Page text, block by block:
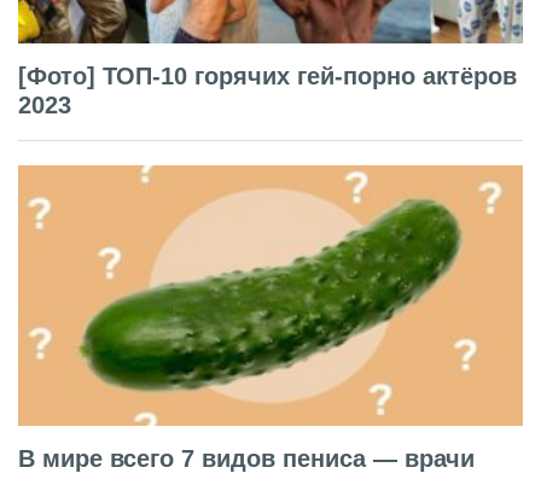
[Фото] ТОП-10 горячих гей-порно актёров
2023
В мире всего 7 видов пениса — врачи